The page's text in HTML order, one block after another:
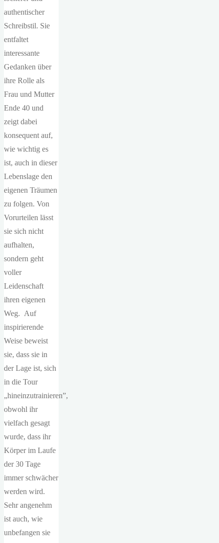
authentischer
Schreibstil. Sie
entfaltet
interessante
Gedanken über
ihre Rolle als
Frau und Mutter
Ende 40 und
zeigt dabei
konsequent auf,
wie wichtig es
ist, auch in dieser
Lebenslage den
eigenen Träumen
zu folgen. Von
Vorurteilen lässt
sie sich nicht
aufhalten,
sondern geht
voller
Leidenschaft
ihren eigenen
Weg. Auf
inspirierende
Weise beweist
sie, dass sie in
der Lage ist, sich
in die Tour
„hineinzutrainieren”,
obwohl ihr
vielfach gesagt
wurde, dass ihr
Körper im Laufe
der 30 Tage
immer schwächer
werden wird.
Sehr angenehm
ist auch, wie
unbefangen sie